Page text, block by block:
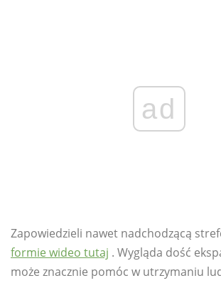
ad
Zapowiedzieli nawet nadchodzącą
formie wideo tutaj . Wygląda dość
może znacznie pomóc w utrzymaniu